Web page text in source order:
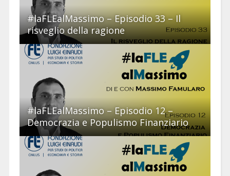
#laFLEalMassimo – Episodio 33 – Il
risveglio della ragione
#laFLEalMassimo – Episodio 12 –
Democrazia e Populismo Finanziario